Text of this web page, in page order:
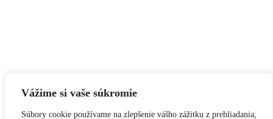
Vážime si vaše súkromie
Súbory cookie používame na zlepšenie vášho zážitku z prehliadania,